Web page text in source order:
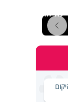
להיבנות